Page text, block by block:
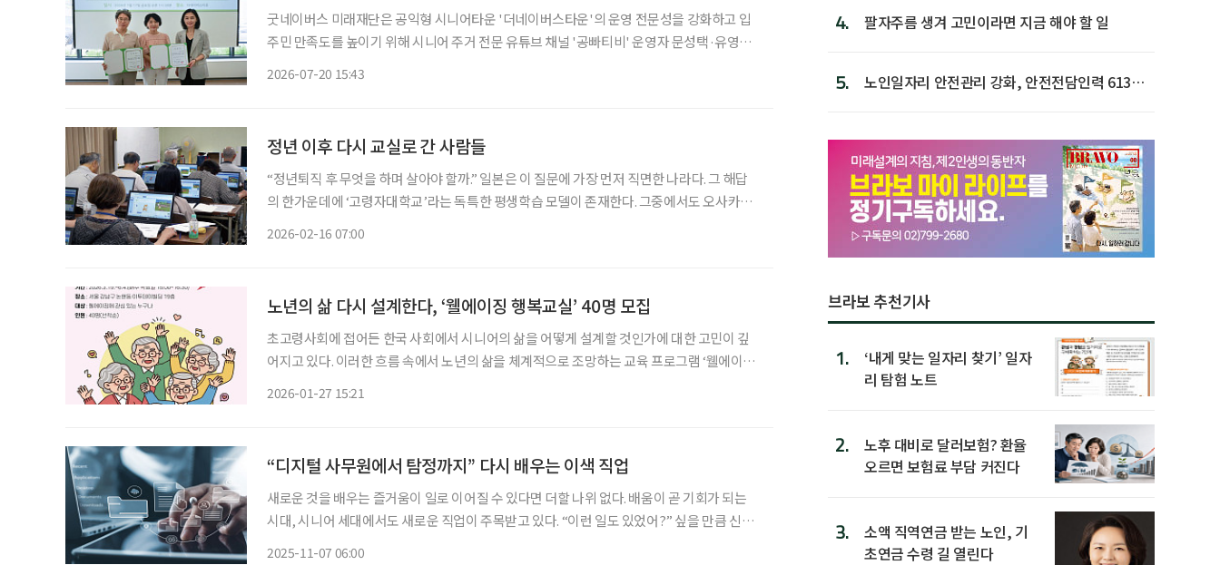
굿네이버스 미래재단은 공익형 시니어타운 '더네이버스타운'의 운영 전문성을 강화하고 입
주민 만족도를 높이기 위해 시니어 주거 전문 유튜브 채널 '공빠티비' 운영자 문성택·유영란
2026-07-20 15:43
정년 이후 다시 교실로 간 사람들
“정년퇴직 후 무엇을 하며 살아야 할까.” 일본은 이 질문에 가장 먼저 직면한 나라다. 그 해답
의 한가운데에 ‘고령자대학교’라는 독특한 평생학습 모델이 존재한다. 그중에서도 오사카부
2026-02-16 07:00
노년의 삶 다시 설계한다, ‘웰에이징 행복교실’ 40명 모집
초고령사회에 접어든 한국 사회에서 시니어의 삶을 어떻게 설계할 것인가에 대한 고민이 깊
어지고 있다. 이러한 흐름 속에서 노년의 삶을 체계적으로 조망하는 교육 프로그램 ‘웰에이징
2026-01-27 15:21
“디지털 사무원에서 탐정까지” 다시 배우는 이색 직업
새로운 것을 배우는 즐거움이 일로 이어질 수 있다면 더할 나위 없다. 배움이 곧 기회가 되는
시대, 시니어 세대에서도 새로운 직업이 주목받고 있다. “이런 일도 있었어?” 싶을 만큼 신선
2025-11-07 06:00
4. 팔자주름 생겨 고민이라면 지금 해야 할 일
5.
노인일자리 안전관리 강화, 안전전담인력 613명
브라보 추천기사
1.
‘내게 맞는 일자리 찾기’ 일자
리 탐험 노트
2.
노후 대비로 달러보험? 환율
오르면 보험료 부담 커진다
3.
소액 직역연금 받는 노인, 기
초연금 수령 길 열린다